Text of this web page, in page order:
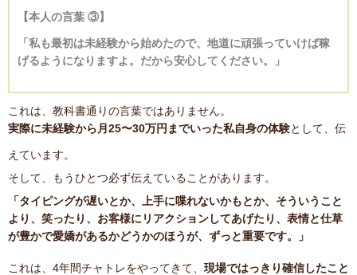
【本人の言葉 ③】
「私も最初は未経験から始めたので、地道に頑張っていけば稼
げるようになりますよ。だから安心してください。」
これは、教科書通りの言葉ではありません。
実際に未経験から月25〜30万円までいった私自身の体験として、伝
えています。
そして、もうひとつ必ず伝えていることがあります。
「タイピングが遅いとか、上手に喋れないかもとか、そういうこと
より、笑ったり、お客様にリアクションしてあげたり、表情と仕草
が豊かで愛嬌があるかどうかのほうが、ずっと重要です。」
これは、4年間チャトレをやってきて、 現場ではっきり確信したこと